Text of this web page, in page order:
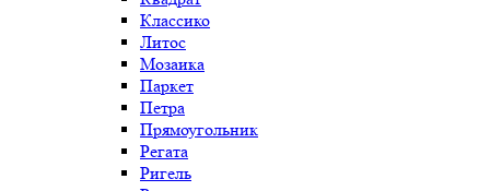
Классико
Литос
Мозаика
Паркет
Петра
Прямоугольник
Регата
Ригель